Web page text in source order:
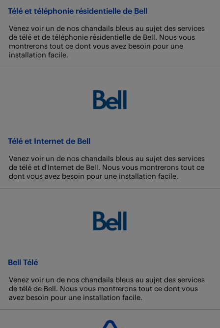
Télé et téléphonie résidentielle de Bell
Venez voir un de nos chandails bleus au sujet des services
de télé et de téléphonie résidentielle de Bell. Nous vous
montrerons tout ce dont vous avez besoin pour une
installation facile.
Télé et Internet de Bell
Venez voir un de nos chandails bleus au sujet des services
de télé et d'Internet de Bell. Nous vous montrerons tout ce
dont vous avez besoin pour une installation facile.
Bell Télé
Venez voir un de nos chandails bleus au sujet des services
de télé de Bell. Nous vous montrerons tout ce dont vous
avez besoin pour une installation facile.